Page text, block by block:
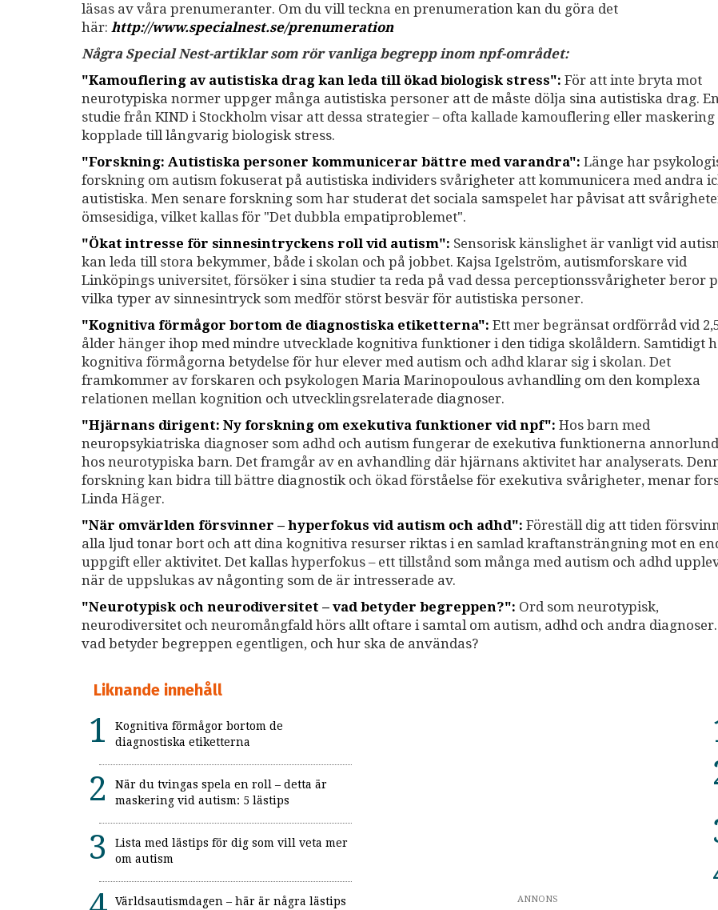
läsas av våra prenumeranter. Om du vill teckna en prenumeration kan du göra det
här: http://www.specialnest.se/prenumeration
Några Special Nest-artiklar som rör vanliga begrepp inom npf-området:
"Kamouflering av autistiska drag kan leda till ökad biologisk stress": För att inte bryta mot
neurotypiska normer uppger många autistiska personer att de måste dölja sina autistiska drag.
studie från KIND i Stockholm visar att dessa strategier – ofta kallade kamouflering eller maskering
kopplade till långvarig biologisk stress.
"Forskning: Autistiska personer kommunicerar bättre med varandra": Länge har
forskning om autism fokuserat på autistiska individers svårigheter att kommunicera med andra
autistiska. Men senare forskning som har studerat det sociala samspelet har påvisat att
ömsesidiga, vilket kallas för "Det dubbla empatiproblemet".
"Ökat intresse för sinnesintryckens roll vid autism": Sensorisk känslighet är vanligt vid
kan leda till stora bekymmer, både i skolan och på jobbet. Kajsa Igelström, autismforskare vid
Linköpings universitet, försöker i sina studier ta reda på vad dessa perceptionssvårigheter beror
vilka typer av sinnesintryck som medför störst besvär för autistiska personer.
"Kognitiva förmågor bortom de diagnostiska etiketterna": Ett mer begränsat ordförråd vid
ålder hänger ihop med mindre utvecklade kognitiva funktioner i den tidiga skolåldern. Samtidigt
kognitiva förmågorna betydelse för hur elever med autism och adhd klarar sig i skolan. Det
framkommer av forskaren och psykologen Maria Marinopoulous avhandling om den komplexa
relationen mellan kognition och utvecklingsrelaterade diagnoser.
"Hjärnans dirigent: Ny forskning om exekutiva funktioner vid npf": Hos barn med
neuropsykiatriska diagnoser som adhd och autism fungerar de exekutiva funktionerna
hos neurotypiska barn. Det framgår av en avhandling där hjärnans aktivitet har analyserats.
forskning kan bidra till bättre diagnostik och ökad förståelse för exekutiva svårigheter, menar
Linda Häger.
"När omvärlden försvinner – hyperfokus vid autism och adhd": Föreställ dig att tiden
alla ljud tonar bort och att dina kognitiva resurser riktas i en samlad kraftansträngning mot en
uppgift eller aktivitet. Det kallas hyperfokus – ett tillstånd som många med autism och adhd
när de uppslukas av någonting som de är intresserade av.
"Neurotypisk och neurodiversitet – vad betyder begreppen?": Ord som neurotypisk,
neurodiversitet och neuromångfald hörs allt oftare i samtal om autism, adhd och andra
vad betyder begreppen egentligen, och hur ska de användas?
Liknande innehåll
Kognitiva förmågor bortom de
diagnostiska etiketterna
När du tvingas spela en roll – detta är
maskering vid autism: 5 lästips
Lista med lästips för dig som vill veta mer
om autism
Världsautismdagen – här är några lästips
ANNONS